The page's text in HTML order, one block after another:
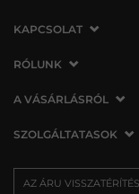
KAPCSOLAT
VERMONT Services
821 07 Bratislava
Szlovákia
info@vermont.hu
RÓLUNK
Cégünkről
Üzleteink
Sajtó
A VÁSÁRLÁSRÓL
A vásárlás menete
Az áru visszatérítése/
SZOLGÁLTATASOK
Szállítás és fizetés
Ajándékutalványok
AZ ÁRU